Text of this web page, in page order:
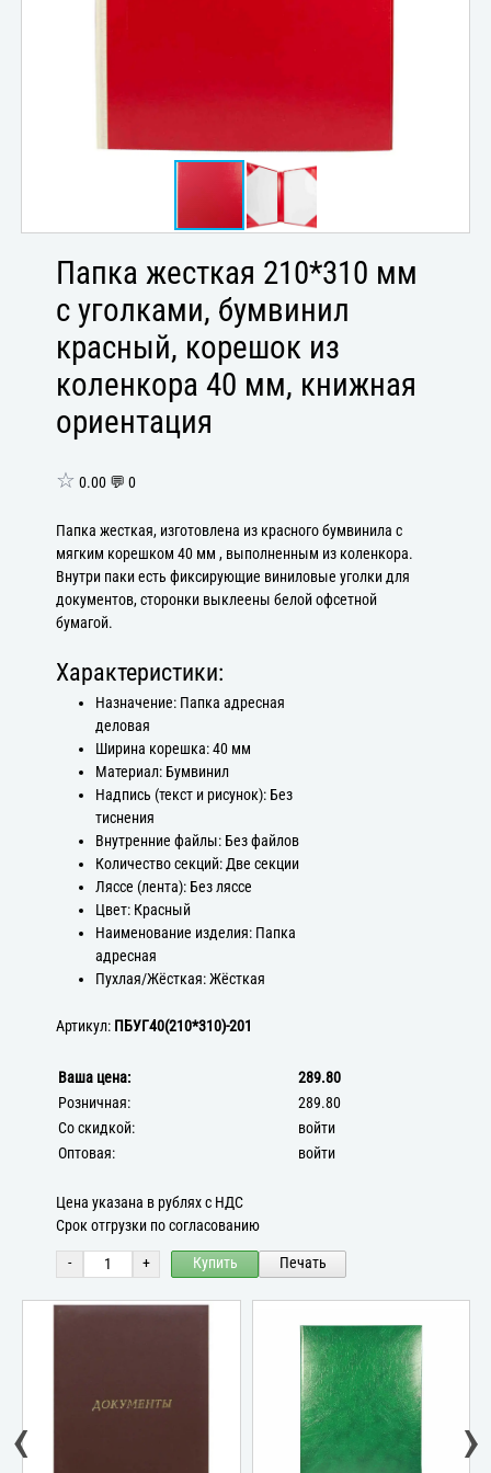
Папка жесткая 210*310 мм
с уголками, бумвинил
красный, корешок из
коленкора 40 мм, книжная
ориентация
☆ 0.00 💬 0
Папка жесткая, изготовлена из красного бумвинила с
мягким корешком 40 мм , выполненным из коленкора.
Внутри паки есть фиксирующие виниловые уголки для
документов, сторонки выклеены белой офсетной
бумагой.
Характеристики:
Назначение: Папка адресная
деловая
Ширина корешка: 40 мм
Материал: Бумвинил
Надпись (текст и рисунок): Без
тиснения
Внутренние файлы: Без файлов
Количество секций: Две секции
Ляссе (лента): Без ляссе
Цвет: Красный
Наименование изделия: Папка
адресная
Пухлая/Жёсткая: Жёсткая
Артикул: ПБУГ40(210*310)-201
Ваша цена:
289.80
Розничная:
289.80
Со скидкой:
войти
Оптовая:
войти
Цена указана в рублях с НДС
Срок отгрузки по согласованию
- + Купить Печать
‹ ›